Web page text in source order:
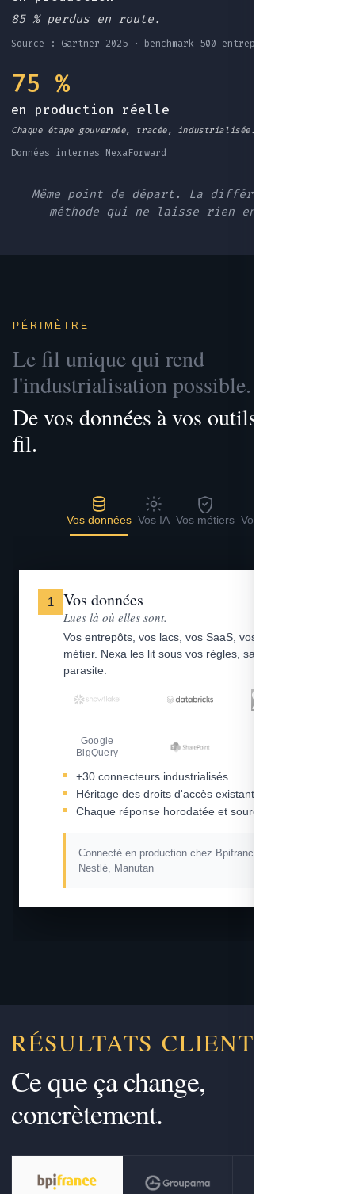
85 % perdus en route.
Source : Gartner 2025 · benchmark 500 entreprises EU
75 %
en production réelle
Chaque étape gouvernée, tracée, industrialisée.
Données internes NexaForward
Même point de départ. La différence : une
méthode qui ne laisse rien en route.
PÉRIMÈTRE
Le fil unique qui rend
l'industrialisation possible.
De vos données à vos outils, un seul
fil.
Vos données Vos IA Vos métiers Vos outils
1 Vos données
Lues là où elles sont.
Vos entrepôts, vos lacs, vos SaaS, vos fichiers
métier. Nexa les lit sous vos règles, sans copie
parasite.
Google
BigQuery
+30 connecteurs industrialisés
Héritage des droits d'accès existants
Chaque réponse horodatée et sourcée
Connecté en production chez Bpifrance, L'Oréal,
Nestlé, Manutan
RÉSULTATS CLIENTS
Ce que ça change,
concrètement.